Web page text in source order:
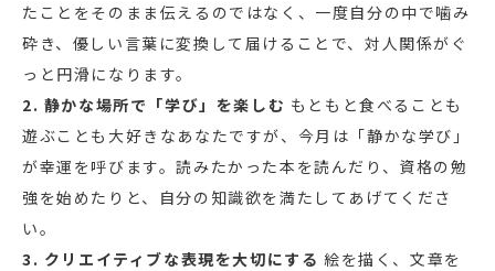
たことをそのまま伝えるのではなく、一度自分の中で噛み
砕き、優しい言葉に変換して届けることで、対人関係がぐ
っと円滑になります。
2. 静かな場所で「学び」を楽しむ もともと食べることも
遊ぶことも大好きなあなたですが、今月は「静かな学び」
が幸運を呼びます。読みたかった本を読んだり、資格の勉
強を始めたりと、自分の知識欲を満たしてあげてくださ
い。
3. クリエイティブな表現を大切にする 絵を描く、文章を